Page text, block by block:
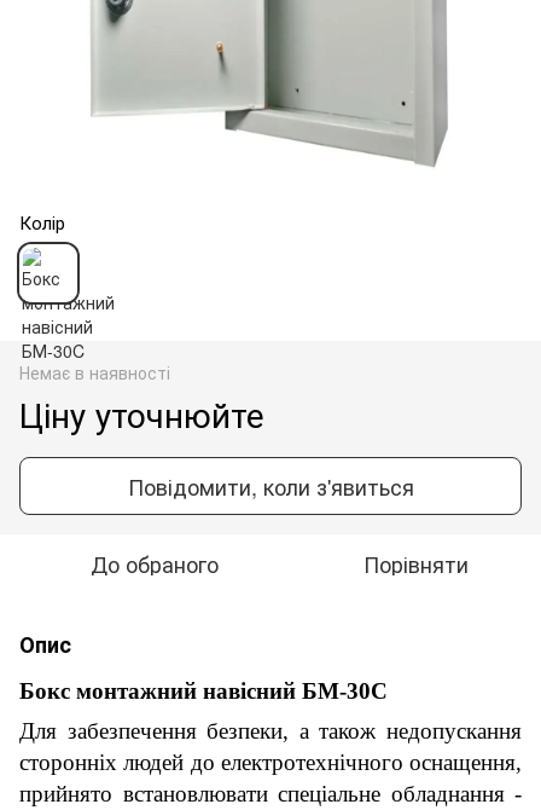
Колір
Немає в наявності
Ціну уточнюйте
Повідомити, коли з'явиться
До обраного Порівняти
Опис
Бокс монтажний навісний БМ-30C
Для забезпечення безпеки, а також недопускання
сторонніх людей до електротехнічного оснащення,
прийнято встановлювати спеціальне обладнання -